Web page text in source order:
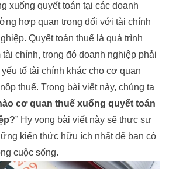
xuống quyết toán tại các doanh
hợp quan trọng đối với tài chính
Quyết toán thuế là quá trình
chính, trong đó doanh nghiệp phải
tố tài chính khác cho cơ quan
thuế. Trong bài viết này, chúng ta
cơ quan thuế xuống quyết toán
” Hy vọng bài viết này sẽ thực sự
kiến thức hữu ích nhất để bạn có
cuộc sống.